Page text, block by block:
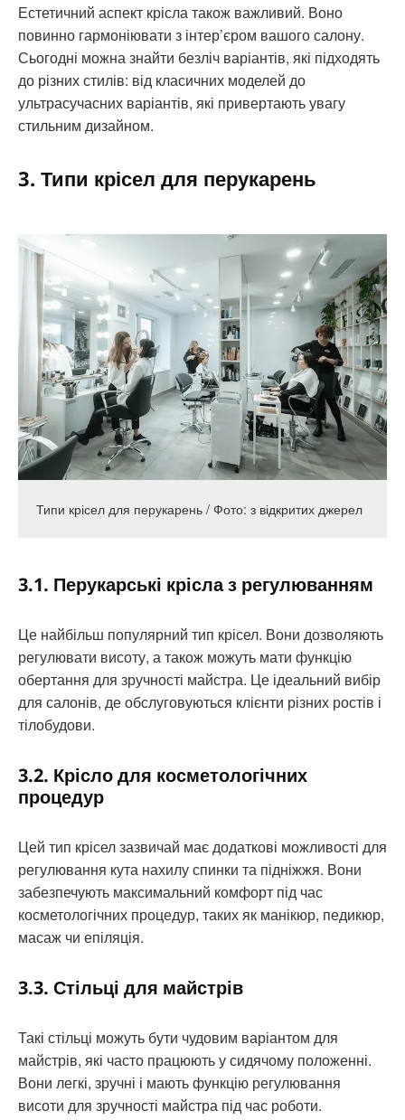
Естетичний аспект крісла також важливий. Воно
повинно гармоніювати з інтер’єром вашого салону.
Сьогодні можна знайти безліч варіантів, які підходять
до різних стилів: від класичних моделей до
ультрасучасних варіантів, які привертають увагу
стильним дизайном.
3. Типи крісел для перукарень
Типи крісел для перукарень / Фото: з відкритих джерел
3.1. Перукарські крісла з регулюванням
Це найбільш популярний тип крісел. Вони дозволяють
регулювати висоту, а також можуть мати функцію
обертання для зручності майстра. Це ідеальний вибір
для салонів, де обслуговуються клієнти різних ростів і
тілобудови.
3.2. Крісло для косметологічних
процедур
Цей тип крісел зазвичай має додаткові можливості для
регулювання кута нахилу спинки та підніжжя. Вони
забезпечують максимальний комфорт під час
косметологічних процедур, таких як манікюр, педикюр,
масаж чи епіляція.
3.3. Стільці для майстрів
Такі стільці можуть бути чудовим варіантом для
майстрів, які часто працюють у сидячому положенні.
Вони легкі, зручні і мають функцію регулювання
висоти для зручності майстра під час роботи.